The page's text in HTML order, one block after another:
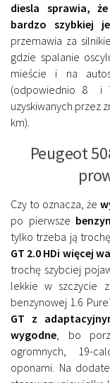
diesla sprawia,
bardzo szybkiej
przemawia za
gdzie spalanie
mieście i na
(odpowiednio 8 i
uzyskiwanych przez
km).
Peugeot
Czy to oznacza, że
po pierwsze
tylko trzeba ją
GT 2.0 HDi więcej
trochę szybciej
lekkie w szczycie
benzynowej 1.6
GT z
wygodne, bo
ogromnych, 19-
oponami. Na